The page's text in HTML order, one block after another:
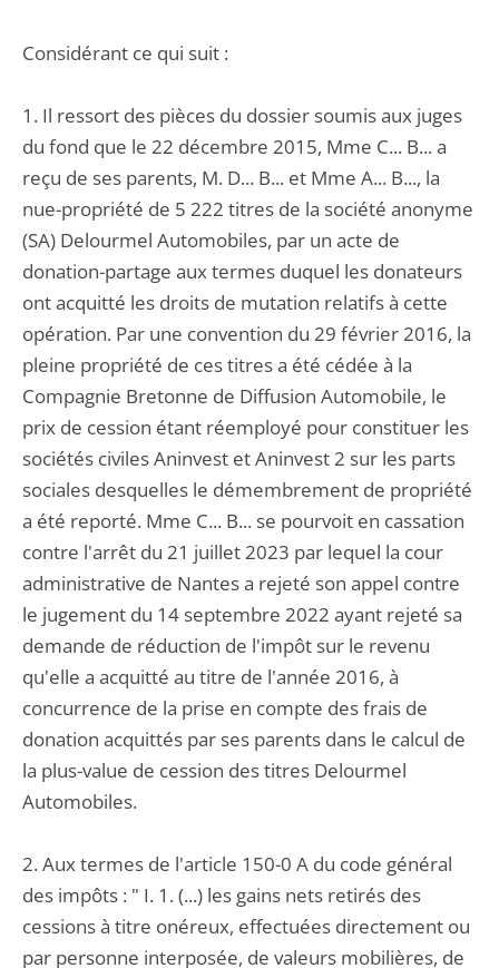
Considérant ce qui suit :
1. Il ressort des pièces du dossier soumis aux juges
du fond que le 22 décembre 2015, Mme C... B... a
reçu de ses parents, M. D... B... et Mme A... B..., la
nue-propriété de 5 222 titres de la société anonyme
(SA) Delourmel Automobiles, par un acte de
donation-partage aux termes duquel les donateurs
ont acquitté les droits de mutation relatifs à cette
opération. Par une convention du 29 février 2016, la
pleine propriété de ces titres a été cédée à la
Compagnie Bretonne de Diffusion Automobile, le
prix de cession étant réemployé pour constituer les
sociétés civiles Aninvest et Aninvest 2 sur les parts
sociales desquelles le démembrement de propriété
a été reporté. Mme C... B... se pourvoit en cassation
contre l'arrêt du 21 juillet 2023 par lequel la cour
administrative de Nantes a rejeté son appel contre
le jugement du 14 septembre 2022 ayant rejeté sa
demande de réduction de l'impôt sur le revenu
qu'elle a acquitté au titre de l'année 2016, à
concurrence de la prise en compte des frais de
donation acquittés par ses parents dans le calcul de
la plus-value de cession des titres Delourmel
Automobiles.
2. Aux termes de l'article 150-0 A du code général
des impôts : " I. 1. (...) les gains nets retirés des
cessions à titre onéreux, effectuées directement ou
par personne interposée, de valeurs mobilières, de